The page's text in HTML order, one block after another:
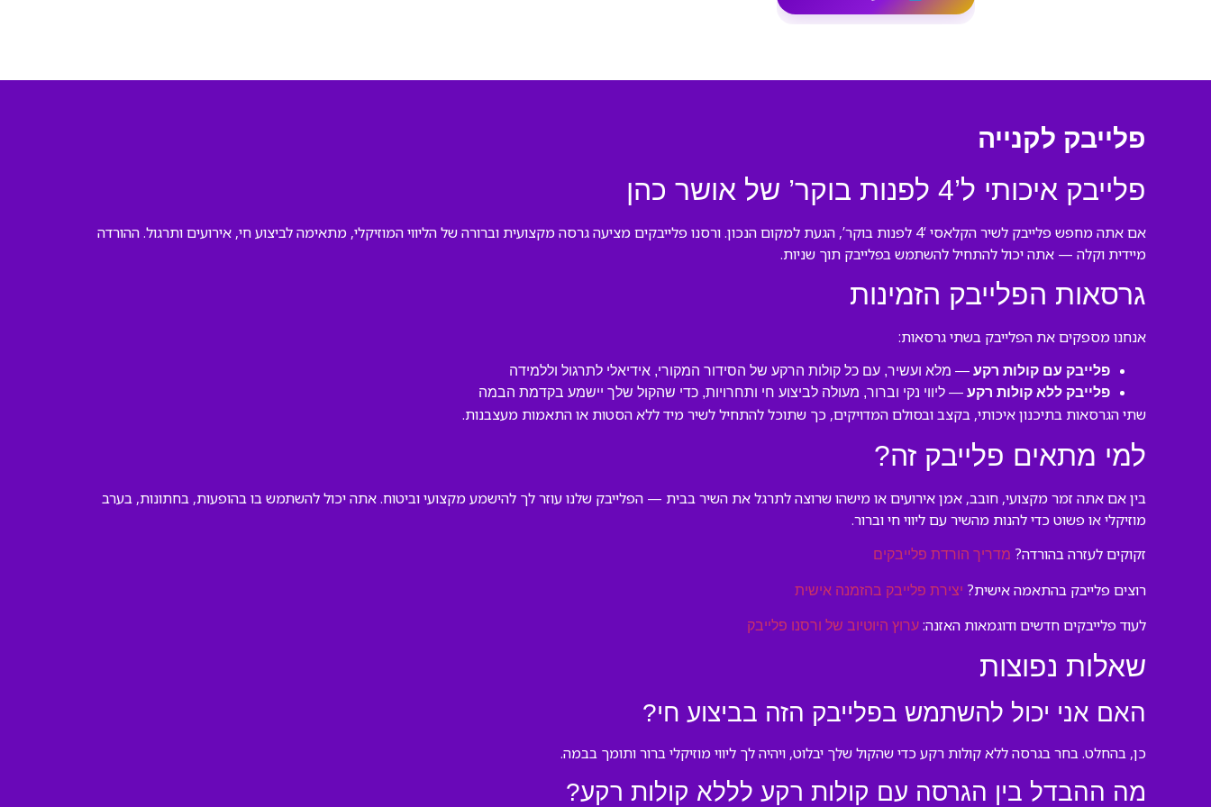
פלייבק לקנייה
פלייבק איכותי ל’4 לפנות בוקר’ של אושר כהן
אם אתה מחפש פלייבק לשיר הקלאסי ‘4 לפנות בוקר’, הגעת למקום הנכון. ורסנו פלייבקים מציעה גרסה מקצועית וברורה של הליווי המוזיקלי, מתאימה לביצוע חי, אירועים ותרגול. ההורדה
מיידית וקלה — אתה יכול להתחיל להשתמש בפלייבק תוך שניות.
גרסאות הפלייבק הזמינות
אנחנו מספקים את הפלייבק בשתי גרסאות:
פלייבק עם קולות רקע — מלא ועשיר, עם כל קולות הרקע של הסידור המקורי, אידיאלי לתרגול וללמידה
פלייבק ללא קולות רקע — ליווי נקי וברור, מעולה לביצוע חי ותחרויות, כדי שהקול שלך יישמע בקדמת הבמה
שתי הגרסאות בתיכנון איכותי, בקצב ובסולם המדויקים, כך שתוכל להתחיל לשיר מיד ללא הסטות או התאמות מעצבנות.
למי מתאים פלייבק זה?
בין אם אתה זמר מקצועי, חובב, אמן אירועים או מישהו שרוצה לתרגל את השיר בבית — הפלייבק שלנו עוזר לך להישמע מקצועי וביטוח. אתה יכול להשתמש בו בהופעות, בחתונות, בערב
מוזיקלי או פשוט כדי להנות מהשיר עם ליווי חי וברור.
זקוקים לעזרה בהורדה? מדריך הורדת פלייבקים
רוצים פלייבק בהתאמה אישית? יצירת פלייבק בהזמנה אישית
לעוד פלייבקים חדשים ודוגמאות האזנה: ערוץ היוטיוב של ורסנו פלייבק
שאלות נפוצות
האם אני יכול להשתמש בפלייבק הזה בביצוע חי?
כן, בהחלט. בחר בגרסה ללא קולות רקע כדי שהקול שלך יבלוט, ויהיה לך ליווי מוזיקלי ברור ותומך בבמה.
מה ההבדל בין הגרסה עם קולות רקע לללא קולות רקע?